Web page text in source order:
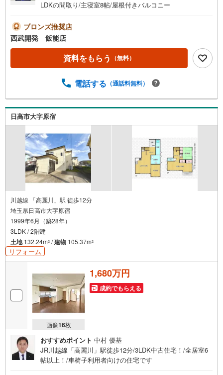
LDKの間取り/主寝室8帖/屋根付きバルコニー
ブロンズ推奨店
西武開発 飯能店
資料をもらう （無料）
電話する （通話料無料）
日高市大字原宿
川越線 「高麗川」駅 徒歩12分
埼玉県日高市大字原宿
1999年6月（築28年）
3LDK / 2階建
土地132.24m2 /建物 105.37m2
リフォーム
画像16枚
1,680万円
成約でもらえる
おすすめポイント 中村 優基
JR川越線「高麗川」駅徒歩12分/3LDK中古住宅！/全居室6
帖以上！/車椅子利用者向けの住宅です